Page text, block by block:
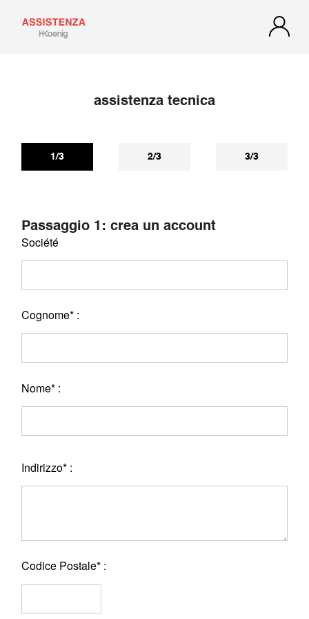
assistenza tecnica
1/3 2/3 3/3
Passaggio 1: crea un account
Société
Cognome* :
Nome* :
Indirizzo* :
Codice Postale* :